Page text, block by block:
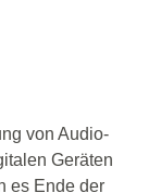
von Audio-
Geräten
es Ende der